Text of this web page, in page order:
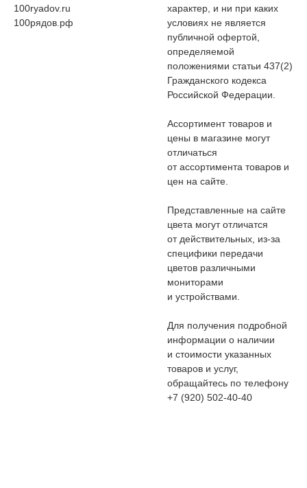
100ryadov.ru
100рядов.рф
характер, и ни при каких
условиях не является
публичной офертой,
определяемой
положениями статьи 437(2)
Гражданского кодекса
Российской Федерации.
Ассортимент товаров и
цены в магазине могут
отличаться
от ассортимента товаров и
цен на сайте.
Представленные на сайте
цвета могут отличатся
от действительных, из-за
специфики передачи
цветов различными
мониторами
и устройствами.
Для получения подробной
информации о наличии
и стоимости указанных
товаров и услуг,
обращайтесь по телефону
+7 (920) 502-40-40